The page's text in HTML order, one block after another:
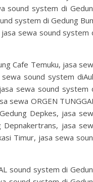
sound system di
system di Gedung
jasa sewa sound system
Cafe Temuku, jasa
sound system
sewa sound system
sewa ORGEN
Depkes, jasa
jasa
Timur, jasa sewa
sound system di